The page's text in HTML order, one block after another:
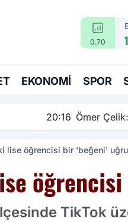
0.70
EKONOMI SPOR
Çelik: Terörsüz Türkiye
lise öğrencisi bir 'beğeni'
TikTok